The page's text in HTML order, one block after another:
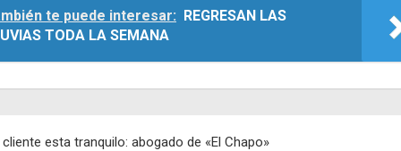
te puede interesar: REGRESAN LAS
TODA LA SEMANA
cliente esta tranquilo: abogado de «El Chapo»